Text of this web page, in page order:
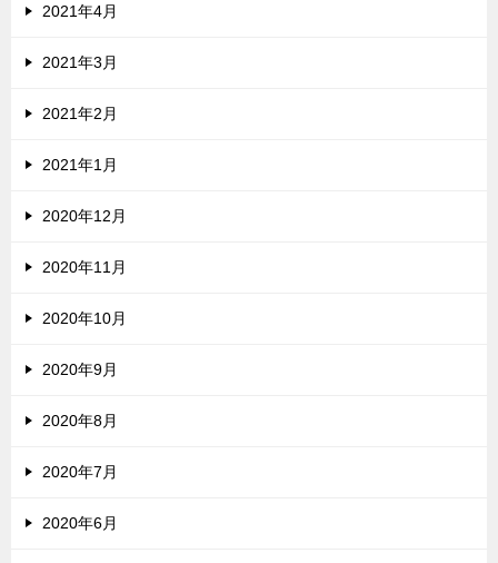
2021年4月
2021年3月
2021年2月
2021年1月
2020年12月
2020年11月
2020年10月
2020年9月
2020年8月
2020年7月
2020年6月